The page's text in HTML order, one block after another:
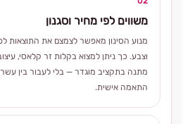
משווים לפי מחיר וסגנון
מנוע הסינון מאפשר לצמצם את התוצאות
וצבע. כך ניתן למצוא בקלות זר קלאסי,
מתנה בתקציב מוגדר — בלי לעבור בין
התאמה אישית.